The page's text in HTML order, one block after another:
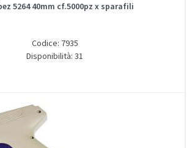
5264 40mm cf.5000pz x sparafili
Codice: 7935
Disponibilità: 31